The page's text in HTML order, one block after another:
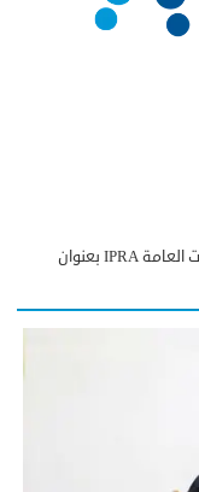
دعوة لحضور ندوة إلكترونية للجمعية الدولية للعلاقات العامة IPRA بعنوان